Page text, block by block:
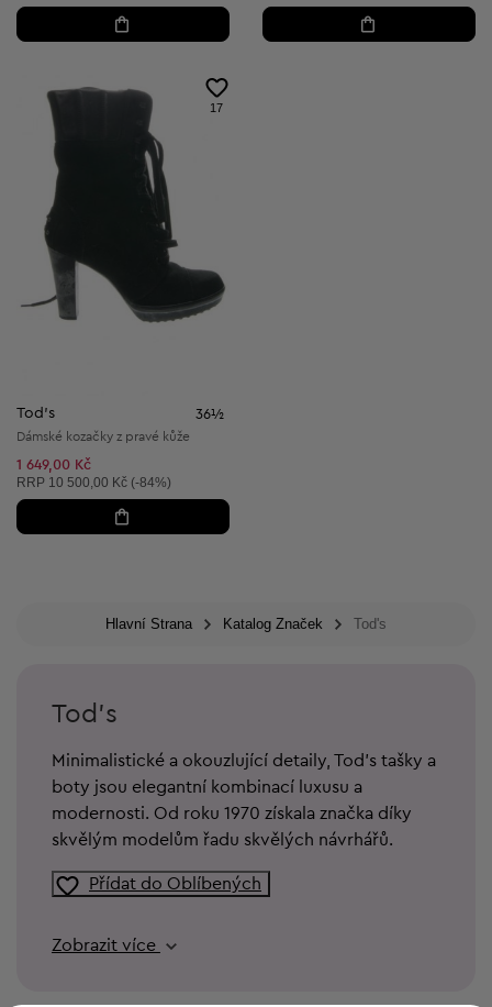
17
Tod's 36½
Dámské kozačky z pravé kůže
1 649,00 Kč
Doporučená cena:
RRP 10 500,00 Kč (-84%)
Hlavní Strana Katalog Značek Tod's
Tod's
Minimalistické a okouzlující detaily, Tod’s tašky a
boty jsou elegantní kombinací luxusu a
modernosti. Od roku 1970 získala značka díky
skvělým modelům řadu skvělých návrhářů.
Přídat do Oblíbených
Zobrazit více